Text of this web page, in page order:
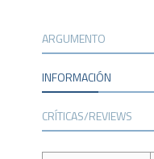
ARGUMENTO
INFORMACIÓN
CRÍTICAS/REVIEWS